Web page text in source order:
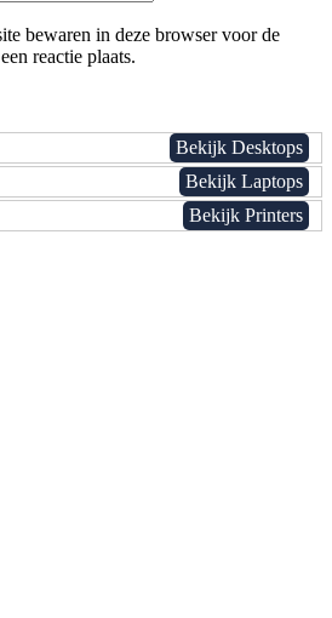
bewaren in deze browser voor de
reactie plaats.
Bekijk Desktops
Bekijk Laptops
Bekijk Printers